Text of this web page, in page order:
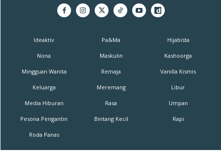
Ideaktiv
Nona
Mingguan Wanita
Keluarga
Media Hiburan
Pesona Pengantin
Roda Panas
Pa&Ma
Maskulin
Remaja
Meremang
Rasa
Bintang Kecil
Hijabista
Kashoorga
Vanilla Kismis
Libur
Umpan
Rapi